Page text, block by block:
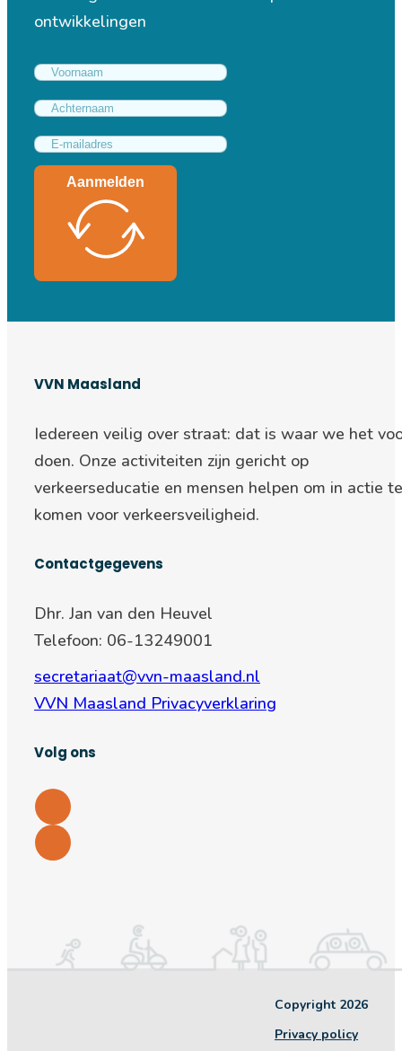
ontwikkelingen
Aanmelden
VVN Maasland
Iedereen veilig over straat: dat is waar we het
doen. Onze activiteiten zijn gericht op
verkeerseducatie en mensen helpen om in actie te
komen voor verkeersveiligheid.
Contactgegevens
Dhr. Jan van den Heuvel
Telefoon: 06-13249001
secretariaat@vvn-maasland.nl
VVN Maasland Privacyverklaring
Volg ons
Copyright 2026
Privacy policy